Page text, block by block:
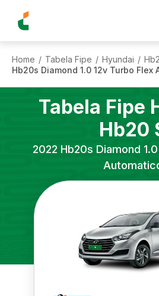
Home / Tabela Fipe / Hyundai /
Hb20s Diamond 1.0 12v Turbo Flex
Tabela Fipe
Hb20
2022 Hb20s Diamond